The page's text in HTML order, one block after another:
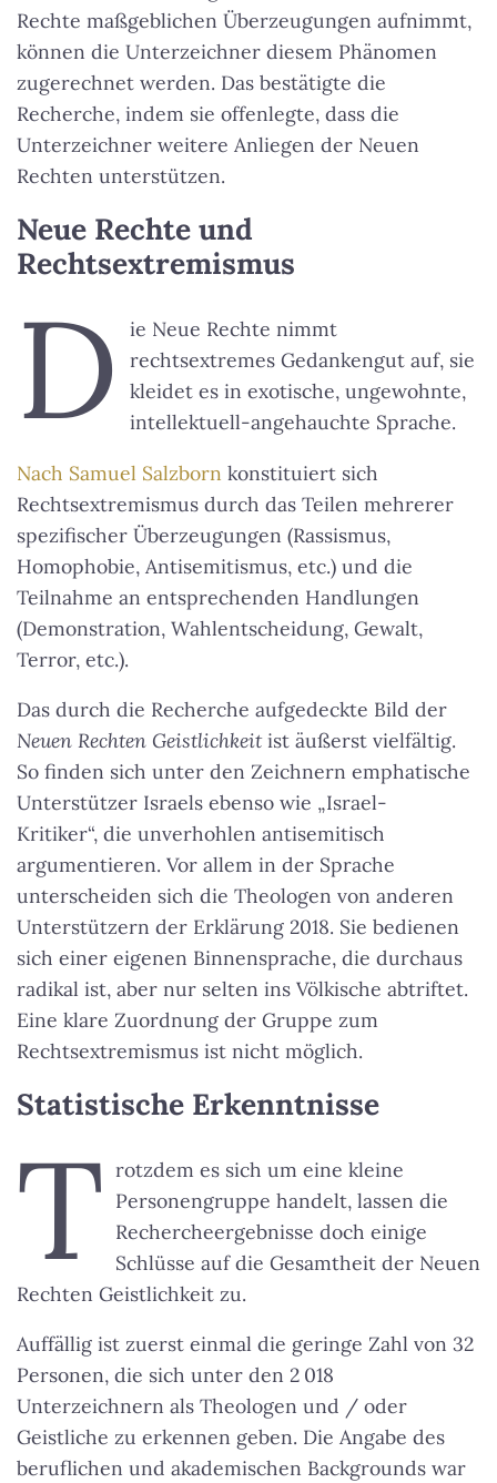
Rechte maßgeblichen Überzeugungen aufnimmt,
können die Unterzeichner diesem Phänomen
zugerechnet werden. Das bestätigte die
Recherche, indem sie offenlegte, dass die
Unterzeichner weitere Anliegen der Neuen
Rechten unterstützen.
Neue Rechte und
Rechtsextremismus
D
ie Neue Rechte nimmt
rechtsextremes Gedankengut auf, sie
kleidet es in exotische, ungewohnte,
intellektuell-angehauchte Sprache.
Nach Samuel Salzborn konstituiert sich
Rechtsextremismus durch das Teilen mehrerer
spezifischer Überzeugungen (Rassismus,
Homophobie, Antisemitismus, etc.) und die
Teilnahme an entsprechenden Handlungen
(Demonstration, Wahlentscheidung, Gewalt,
Terror, etc.).
Das durch die Recherche aufgedeckte Bild der
Neuen Rechten Geistlichkeitist äußerst vielfältig.
So finden sich unter den Zeichnern emphatische
Unterstützer Israels ebenso wie „Israel-
Kritiker“, die unverhohlen antisemitisch
argumentieren. Vor allem in der Sprache
unterscheiden sich die Theologen von anderen
Unterstützern der Erklärung 2018. Sie bedienen
sich einer eigenen Binnensprache, die durchaus
radikal ist, aber nur selten ins Völkische abtriftet.
Eine klare Zuordnung der Gruppe zum
Rechtsextremismus ist nicht möglich.
Statistische Erkenntnisse
T rotzdem es sich um eine kleine
Personengruppe handelt, lassen die
Rechercheergebnisse doch einige
Schlüsse auf die Gesamtheit der Neuen
Rechten Geistlichkeit zu.
Auffällig ist zuerst einmal die geringe Zahl von 32
Personen, die sich unter den 2 018
Unterzeichnern als Theologen und / oder
Geistliche zu erkennen geben. Die Angabe des
beruflichen und akademischen Backgrounds war